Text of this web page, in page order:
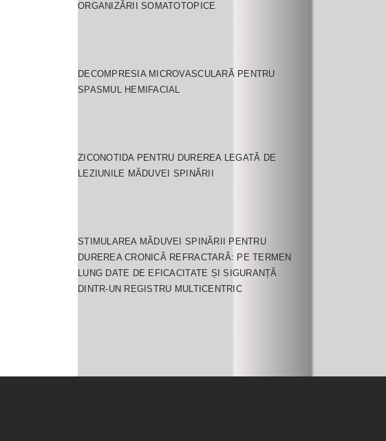
ORGANIZĂRII SOMATOTOPICE
DECOMPRESIA MICROVASCULARĂ PENTRU
SPASMUL HEMIFACIAL
ZICONOTIDA PENTRU DUREREA LEGATĂ DE
LEZIUNILE MĂDUVEI SPINĂRII
STIMULAREA MĂDUVEI SPINĂRII PENTRU
DUREREA CRONICĂ REFRACTARĂ: PE TERMEN
LUNG DATE DE EFICACITATE ȘI SIGURANȚĂ
DINTR-UN REGISTRU MULTICENTRIC